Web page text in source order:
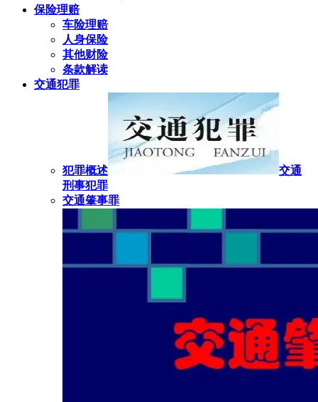
保险理赔
车险理赔
人身保险
其他财险
条款解读
交通犯罪
犯罪概述
交通
刑事犯罪
交通肇事罪